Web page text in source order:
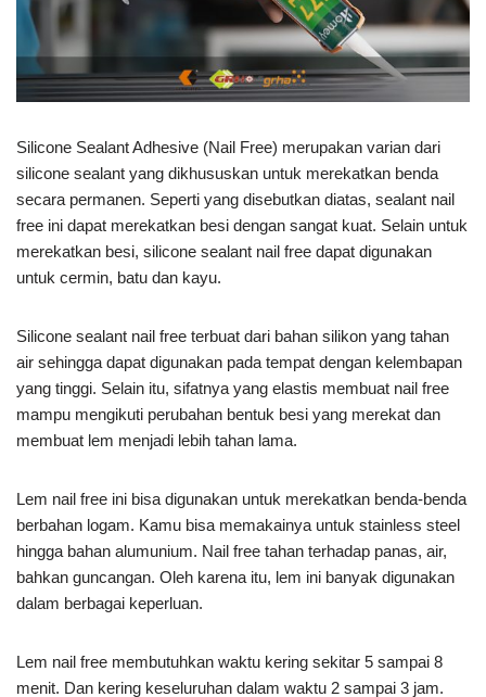
Silicone Sealant Adhesive (Nail Free) merupakan varian dari
silicone sealant yang dikhususkan untuk merekatkan benda
secara permanen. Seperti yang disebutkan diatas, sealant nail
free ini dapat merekatkan besi dengan sangat kuat. Selain untuk
merekatkan besi, silicone sealant nail free dapat digunakan
untuk cermin, batu dan kayu.
Silicone sealant nail free terbuat dari bahan silikon yang tahan
air sehingga dapat digunakan pada tempat dengan kelembapan
yang tinggi. Selain itu, sifatnya yang elastis membuat nail free
mampu mengikuti perubahan bentuk besi yang merekat dan
membuat lem menjadi lebih tahan lama.
Lem nail free ini bisa digunakan untuk merekatkan benda-benda
berbahan logam. Kamu bisa memakainya untuk stainless steel
hingga bahan alumunium. Nail free tahan terhadap panas, air,
bahkan guncangan. Oleh karena itu, lem ini banyak digunakan
dalam berbagai keperluan.
Lem nail free membutuhkan waktu kering sekitar 5 sampai 8
menit. Dan kering keseluruhan dalam waktu 2 sampai 3 jam.